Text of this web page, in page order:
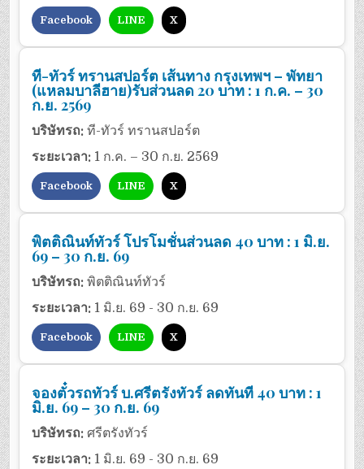
Facebook LINE X
ที-ทัวร์ ทรานสปอร์ต เส้นทาง กรุงเทพฯ – พัทยา
(แหลมบาลีฮาย)รับส่วนลด 20 บาท : 1 ก.ค. – 30
ก.ย. 2569
บริษัทรถ: ที-ทัวร์ ทรานสปอร์ต
ระยะเวลา: 1 ก.ค. – 30 ก.ย. 2569
Facebook LINE X
พิตติณินท์ทัวร์ โปรโมชั่นส่วนลด 40 บาท : 1 มิ.ย.
69 – 30 ก.ย. 69
บริษัทรถ: พิตติณินท์ทัวร์
ระยะเวลา: 1 มิ.ย. 69 - 30 ก.ย. 69
Facebook LINE X
จองตั๋วรถทัวร์ บ.ศรีตรังทัวร์ ลดทันที 40 บาท : 1
มิ.ย. 69 – 30 ก.ย. 69
บริษัทรถ: ศรีตรังทัวร์
ระยะเวลา: 1 มิ.ย. 69 - 30 ก.ย. 69